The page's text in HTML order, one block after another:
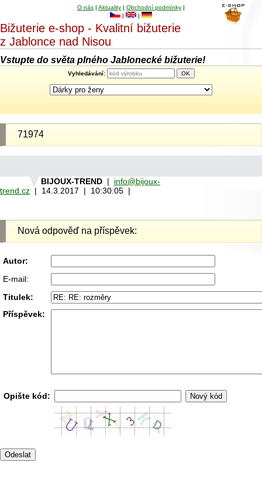
O nás | Aktuality | Obchodní podmínky |
|
|
Bižuterie e-shop - Kvalitní bižuterie
z Jablonce nad Nisou
Vstupte do světa plného Jablonecké bižuterie!
Vyhledávání:
71974
BIJOUX-TREND | info@bijoux-
trend.cz | 14.3.2017 | 10:30:05 |
Nová odpověď na příspěvek:
Autor:
E-mail:
Titulek:
Příspěvek:
Opište kód: